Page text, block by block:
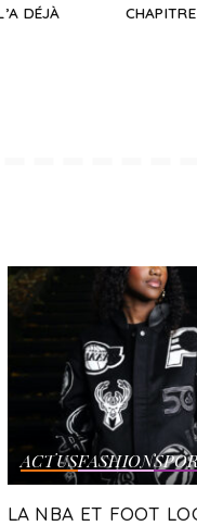
DÉJÀ
ACTUSFASHION
LA NBA ET FOOT